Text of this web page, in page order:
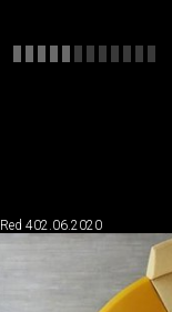
Red 402.06.2020